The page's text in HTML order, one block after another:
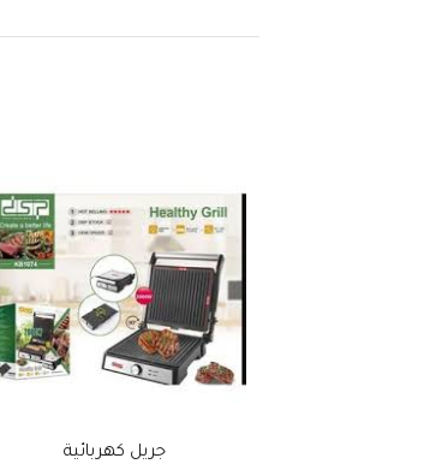
جريل كهربائية